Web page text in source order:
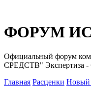
ФОРУМ
Официальный форум
СРЕДСТВ" Экспертиза -
Главная Расценки